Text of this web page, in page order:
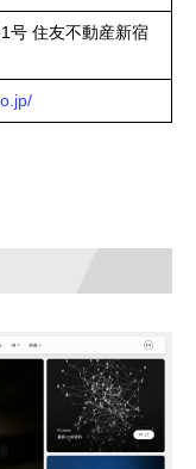
号 住友不動産新宿